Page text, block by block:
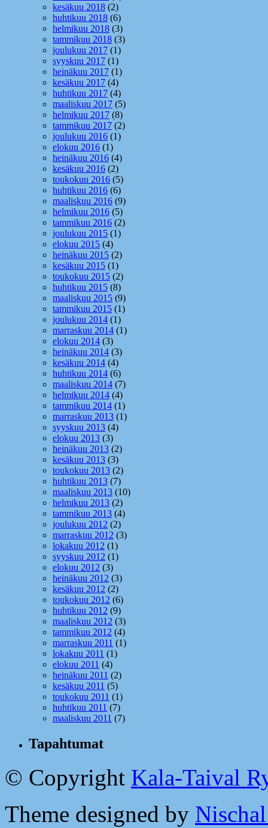
kesäkuu 2018 (2)
huhtikuu 2018 (6)
helmikuu 2018 (3)
tammikuu 2018 (3)
joulukuu 2017 (1)
syyskuu 2017 (1)
heinäkuu 2017 (1)
kesäkuu 2017 (4)
huhtikuu 2017 (4)
maaliskuu 2017 (5)
helmikuu 2017 (8)
tammikuu 2017 (2)
joulukuu 2016 (1)
elokuu 2016 (1)
heinäkuu 2016 (4)
kesäkuu 2016 (2)
toukokuu 2016 (5)
huhtikuu 2016 (6)
maaliskuu 2016 (9)
helmikuu 2016 (5)
tammikuu 2016 (2)
joulukuu 2015 (1)
elokuu 2015 (4)
heinäkuu 2015 (2)
kesäkuu 2015 (1)
toukokuu 2015 (2)
huhtikuu 2015 (8)
maaliskuu 2015 (9)
tammikuu 2015 (1)
joulukuu 2014 (1)
marraskuu 2014 (1)
elokuu 2014 (3)
heinäkuu 2014 (3)
kesäkuu 2014 (4)
huhtikuu 2014 (6)
maaliskuu 2014 (7)
helmikuu 2014 (4)
tammikuu 2014 (1)
marraskuu 2013 (1)
syyskuu 2013 (4)
elokuu 2013 (3)
heinäkuu 2013 (2)
kesäkuu 2013 (3)
toukokuu 2013 (2)
huhtikuu 2013 (7)
maaliskuu 2013 (10)
helmikuu 2013 (2)
tammikuu 2013 (4)
joulukuu 2012 (2)
marraskuu 2012 (3)
lokakuu 2012 (1)
syyskuu 2012 (1)
elokuu 2012 (3)
heinäkuu 2012 (3)
kesäkuu 2012 (2)
toukokuu 2012 (6)
huhtikuu 2012 (9)
maaliskuu 2012 (3)
tammikuu 2012 (4)
marraskuu 2011 (1)
lokakuu 2011 (1)
elokuu 2011 (4)
heinäkuu 2011 (2)
kesäkuu 2011 (5)
toukokuu 2011 (1)
huhtikuu 2011 (7)
maaliskuu 2011 (7)
Tapahtumat
© Copyright Kala-Taival
Theme designed by